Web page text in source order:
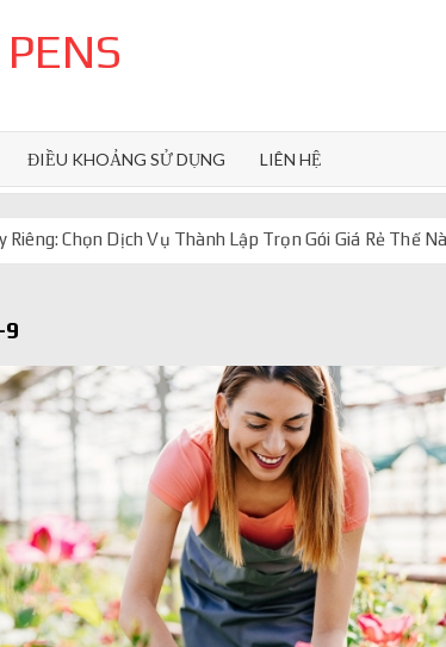
ĐIỀU KHOẢNG SỬ DỤNG LIÊN HỆ
Chọn Dịch Vụ Thành Lập Trọn Gói Giá Rẻ Thế
và AI agent
web phản hồi 24/7
thống ra sao